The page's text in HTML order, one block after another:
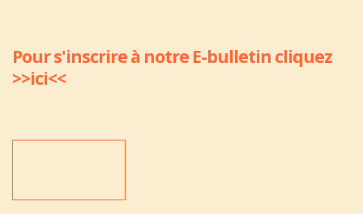
Pour s'inscrire à notre E-bulletin cliquez
>>ici<<